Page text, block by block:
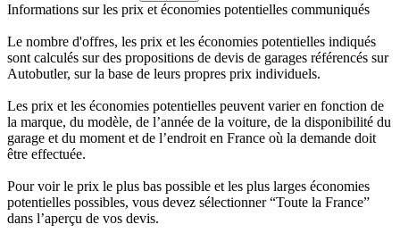
Informations sur les prix et économies potentielles communiqués
Le nombre d'offres, les prix et les économies potentielles indiqués
sont calculés sur des propositions de devis de garages référencés sur
Autobutler, sur la base de leurs propres prix individuels.
Les prix et les économies potentielles peuvent varier en fonction de
la marque, du modèle, de l’année de la voiture, de la disponibilité du
garage et du moment et de l’endroit en France où la demande doit
être effectuée.
Pour voir le prix le plus bas possible et les plus larges économies
potentielles possibles, vous devez sélectionner “Toute la France”
dans l’aperçu de vos devis.